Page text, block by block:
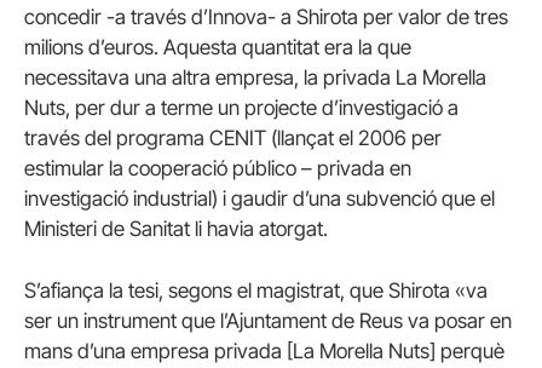
concedir -a través d’Innova- a Shirota per valor de tres
milions d’euros. Aquesta quantitat era la que
necessitava una altra empresa, la privada La Morella
Nuts, per dur a terme un projecte d’investigació a
través del programa CENIT (llançat el 2006 per
estimular la cooperació público – privada en
investigació industrial) i gaudir d’una subvenció que el
Ministeri de Sanitat li havia atorgat.
S’afiança la tesi, segons el magistrat, que Shirota «va
ser un instrument que l’Ajuntament de Reus va posar en
mans d’una empresa privada [La Morella Nuts] perquè